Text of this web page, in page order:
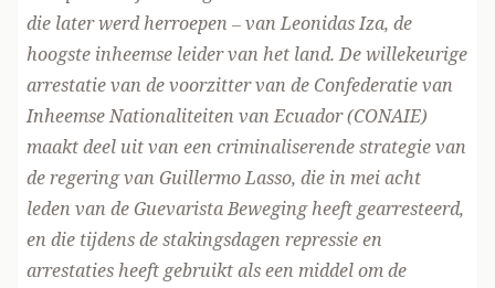
die later werd herroepen – van Leonidas Iza, de
hoogste inheemse leider van het land. De willekeurige
arrestatie van de voorzitter van de Confederatie van
Inheemse Nationaliteiten van Ecuador (CONAIE)
maakt deel uit van een criminaliserende strategie van
de regering van Guillermo Lasso, die in mei acht
leden van de Guevarista Beweging heeft gearresteerd,
en die tijdens de stakingsdagen repressie en
arrestaties heeft gebruikt als een middel om de